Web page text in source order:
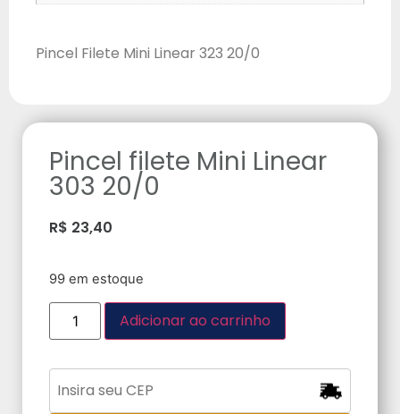
Pincel Filete Mini Linear 323 20/0
Pincel filete Mini Linear
303 20/0
R$ 23,40
99 em estoque
Adicionar ao carrinho